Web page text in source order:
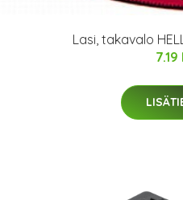
Lasi, takavalo
7.19